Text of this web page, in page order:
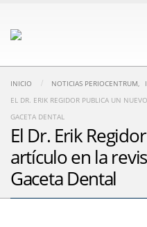
INICIO NOTICIAS PERIOCENTRUM,
EL DR. ERIK REGIDOR PUBLICA UN
GACETA DENTAL
El Dr. Erik
artículo en la
Gaceta Dental